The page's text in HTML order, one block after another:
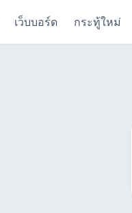
เว็บบอร์ด กระทู้ใหม่